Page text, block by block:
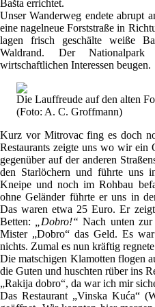
Bašta errichtet.
Unser Wanderweg endete abrupt
eine nagelneue Forststraße in
lagen frisch geschälte weiße
Waldrand. Der
wirtschaftlichen Interessen beugen.
Die Lauffreude auf den alten
(Foto: A. C. Groffmann)
Kurz vor Mitrovac fing es doch
Restaurants zeigte uns wo wir ein
gegenüber auf der anderen
den Starlöchern und führte uns
Kneipe und noch im Rohbau
ohne Geländer führte er uns in
Das waren etwa 25 Euro. Er
Betten:
„Dobro!“ Nach unten
Mister „Dobro“ das Geld. Es
nichts. Zumal es nun kräftig
Die matschigen Klamotten flogen
die Guten und huschten rüber ins
„Rakija dobro“, da war ich mir
Das Restaurant „Vinska Kuća“